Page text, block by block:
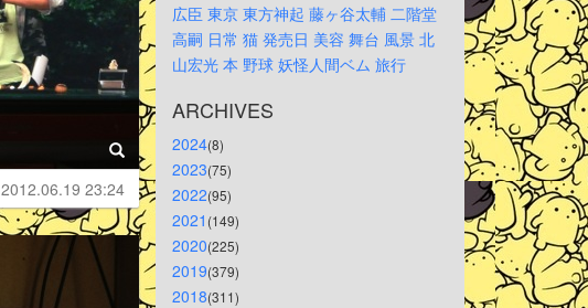
2012.06.19 23:24
広臣 東京 東方神起 藤ヶ谷太輔 二階堂
高嗣 日常 猫 発売日 美容 舞台 風景 北
山宏光 本 野球 妖怪人間ベム 旅行
ARCHIVES
2024(8)
2023(75)
2022(95)
2021 (149)
2020(225)
2019(379)
2018(311)